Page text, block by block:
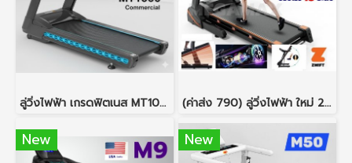
ลู่วิ่งไฟฟ้า เกรดฟิตเนส MT1000 สายพานกว้าง 58 ซม. (ค่าส่ง 790) ลู่วิ่งไฟฟ้า ใหม่ 2022 รุ่น MW5X ปรับชันไฟฟ้า 18 ระดับ ปรับเร็ว 18 ระดับ
New New